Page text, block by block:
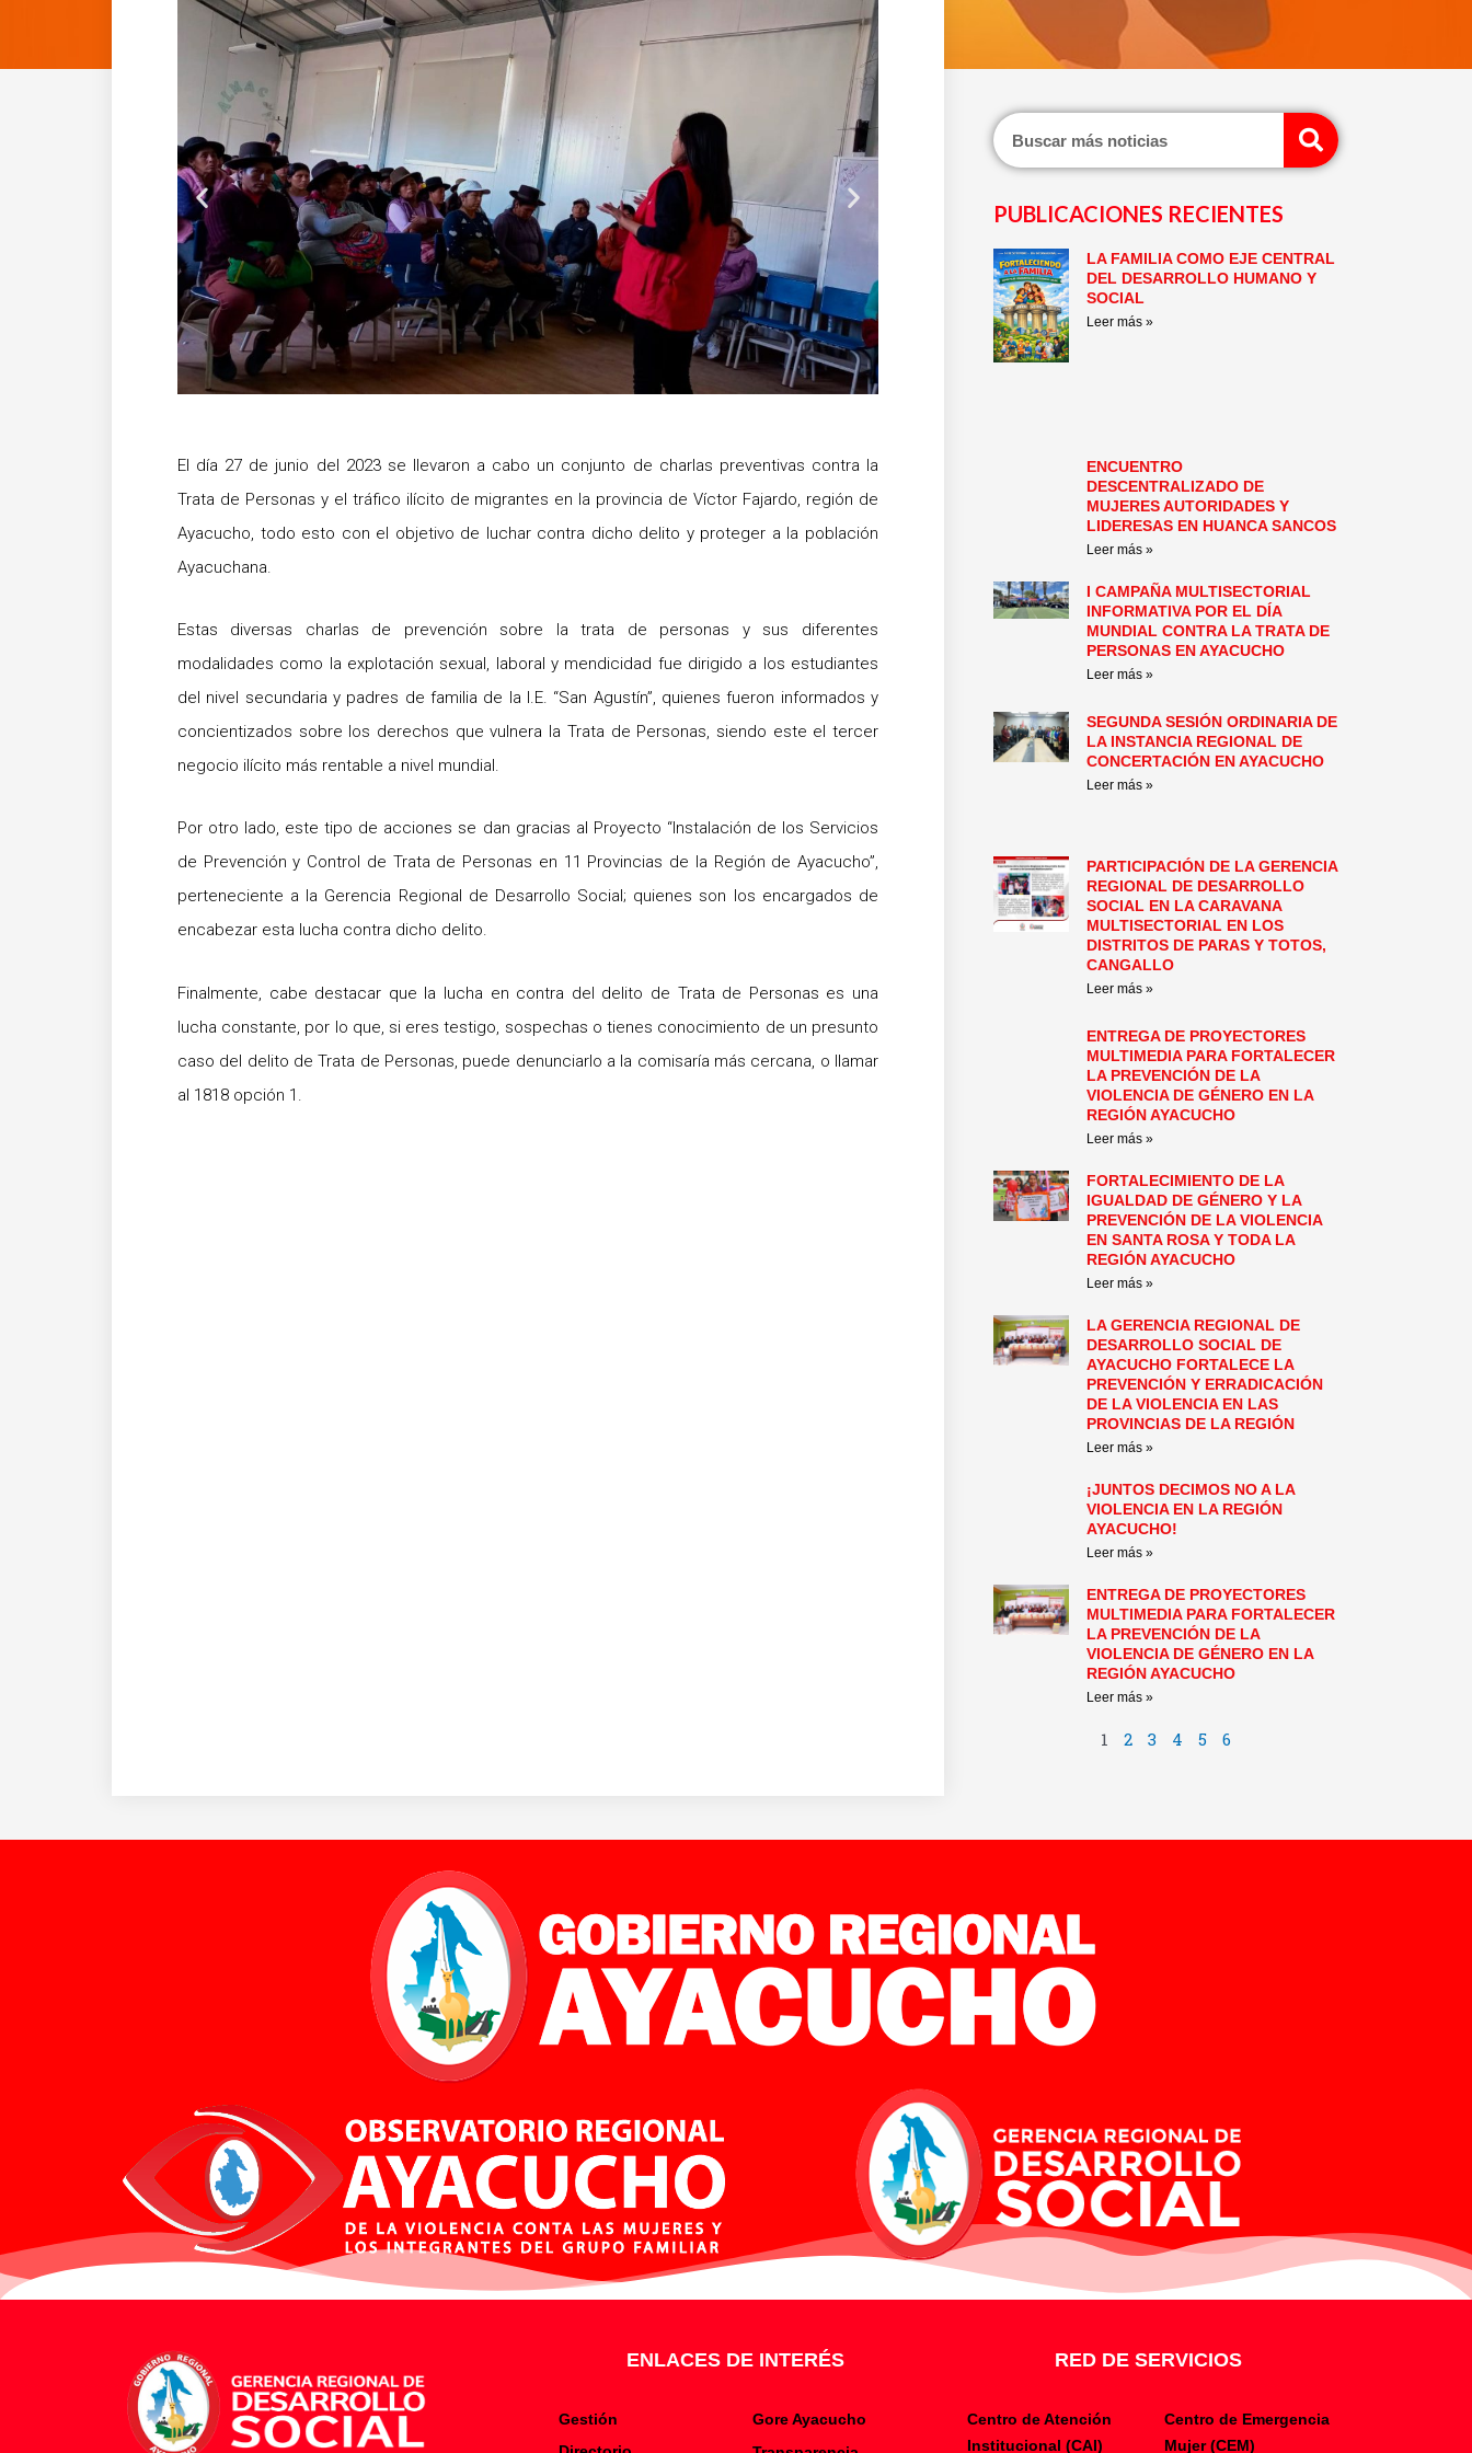
Anterior Siguiente
El día 27 de junio del 2023 se llevaron a cabo un conjunto de charlas preventivas contra la
Trata de Personas y el tráfico ilícito de migrantes en la provincia de Víctor Fajardo, región de
Ayacucho, todo esto con el objetivo de luchar contra dicho delito y proteger a la población
Ayacuchana.
Estas diversas charlas de prevención sobre la trata de personas y sus diferentes
modalidades como la explotación sexual, laboral y mendicidad fue dirigido a los estudiantes
del nivel secundaria y padres de familia de la I.E. “San Agustín”, quienes fueron informados y
concientizados sobre los derechos que vulnera la Trata de Personas, siendo este el tercer
negocio ilícito más rentable a nivel mundial.
Por otro lado, este tipo de acciones se dan gracias al Proyecto “Instalación de los Servicios
de Prevención y Control de Trata de Personas en 11 Provincias de la Región de Ayacucho”,
perteneciente a la Gerencia Regional de Desarrollo Social; quienes son los encargados de
encabezar esta lucha contra dicho delito.
Finalmente, cabe destacar que la lucha en contra del delito de Trata de Personas es una
lucha constante, por lo que, si eres testigo, sospechas o tienes conocimiento de un presunto
caso del delito de Trata de Personas, puede denunciarlo a la comisaría más cercana, o llamar
al 1818 opción 1.
Search
PUBLICACIONES RECIENTES
LA FAMILIA COMO EJE CENTRAL
DEL DESARROLLO HUMANO Y
SOCIAL
Leer más »
ENCUENTRO
DESCENTRALIZADO DE
MUJERES AUTORIDADES Y
LIDERESAS EN HUANCA SANCOS
Leer más »
I CAMPAÑA MULTISECTORIAL
INFORMATIVA POR EL DÍA
MUNDIAL CONTRA LA TRATA DE
PERSONAS EN AYACUCHO
Leer más »
SEGUNDA SESIÓN ORDINARIA DE
LA INSTANCIA REGIONAL DE
CONCERTACIÓN EN AYACUCHO
Leer más »
PARTICIPACIÓN DE LA GERENCIA
REGIONAL DE DESARROLLO
SOCIAL EN LA CARAVANA
MULTISECTORIAL EN LOS
DISTRITOS DE PARAS Y TOTOS,
CANGALLO
Leer más »
ENTREGA DE PROYECTORES
MULTIMEDIA PARA FORTALECER
LA PREVENCIÓN DE LA
VIOLENCIA DE GÉNERO EN LA
REGIÓN AYACUCHO
Leer más »
FORTALECIMIENTO DE LA
IGUALDAD DE GÉNERO Y LA
PREVENCIÓN DE LA VIOLENCIA
EN SANTA ROSA Y TODA LA
REGIÓN AYACUCHO
Leer más »
LA GERENCIA REGIONAL DE
DESARROLLO SOCIAL DE
AYACUCHO FORTALECE LA
PREVENCIÓN Y ERRADICACIÓN
DE LA VIOLENCIA EN LAS
PROVINCIAS DE LA REGIÓN
Leer más »
¡JUNTOS DECIMOS NO A LA
VIOLENCIA EN LA REGIÓN
AYACUCHO!
Leer más »
ENTREGA DE PROYECTORES
MULTIMEDIA PARA FORTALECER
LA PREVENCIÓN DE LA
VIOLENCIA DE GÉNERO EN LA
REGIÓN AYACUCHO
Leer más »
Page
1
Page
2
Page
3
Page
4
Page
5
Page
6
ENLACES DE INTERÉS
Gestión
Gore Ayacucho
RED DE SERVICIOS
Centro de Atención
Institucional (CAI)
Centro de Emergencia
Mujer (CEM)